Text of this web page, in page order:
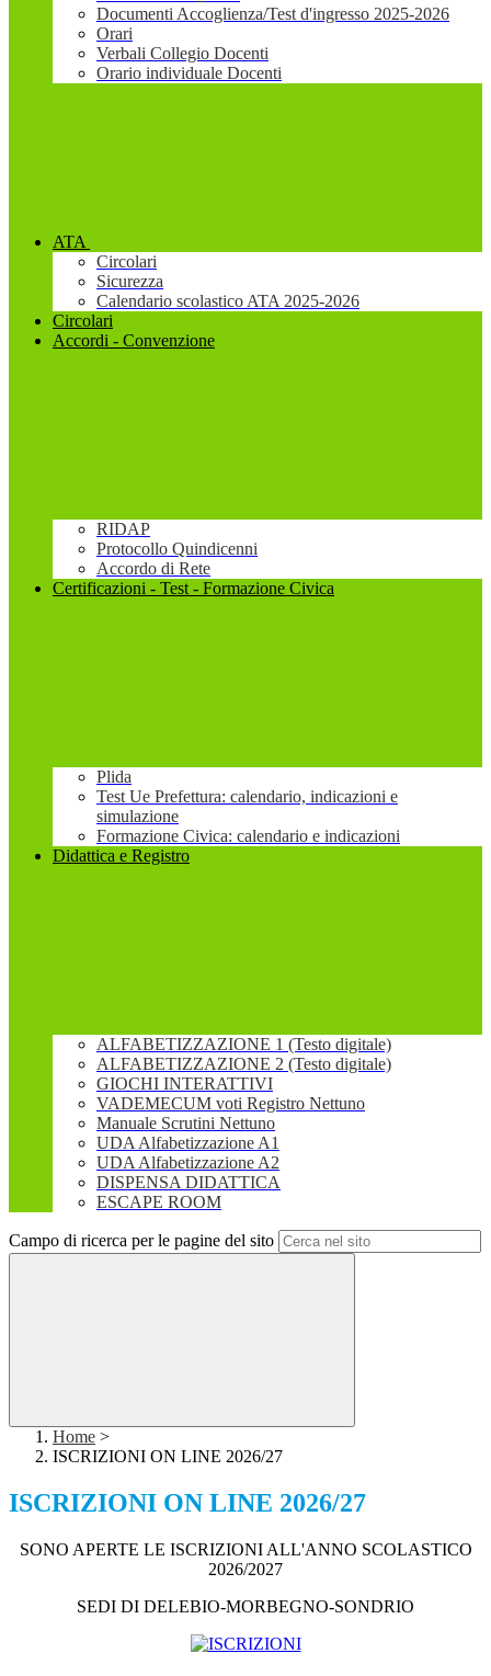
Documenti Accoglienza/Test d'ingresso 2025-2026
Orari
Verbali Collegio Docenti
Orario individuale Docenti
ATA
Circolari
Sicurezza
Calendario scolastico ATA 2025-2026
Circolari
Accordi - Convenzione
RIDAP
Protocollo Quindicenni
Accordo di Rete
Certificazioni - Test - Formazione Civica
Plida
Test Ue Prefettura: calendario, indicazioni e
simulazione
Formazione Civica: calendario e indicazioni
Didattica e Registro
ALFABETIZZAZIONE 1 (Testo digitale)
ALFABETIZZAZIONE 2 (Testo digitale)
GIOCHI INTERATTIVI
VADEMECUM voti Registro Nettuno
Manuale Scrutini Nettuno
UDA Alfabetizzazione A1
UDA Alfabetizzazione A2
DISPENSA DIDATTICA
ESCAPE ROOM
Campo di ricerca per le pagine del sito
Home >
ISCRIZIONI ON LINE 2026/27
ISCRIZIONI ON LINE 2026/27
SONO APERTE LE ISCRIZIONI ALL'ANNO SCOLASTICO
2026/2027
SEDI DI DELEBIO-MORBEGNO-SONDRIO